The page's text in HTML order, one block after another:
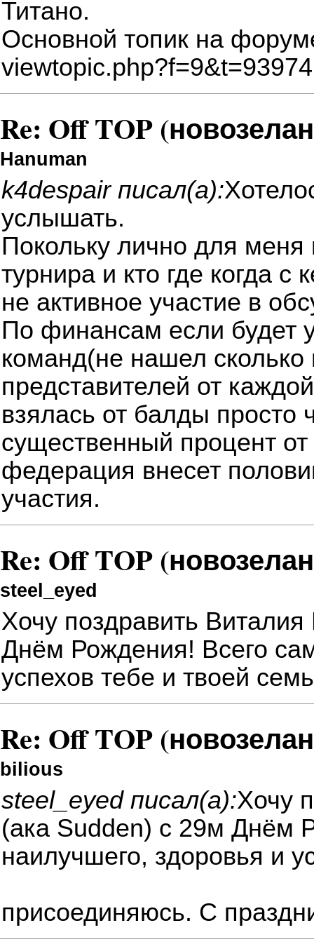
Титано.
Основной топик на
viewtopic.php?f=9&t=93974
Re: Off TOP
Hanuman
k4despair писал(а):
услышать.
Покольку лично для
турнира и кто где когда с
не активное участие в
По финансам если будет
команд(не нашел
представителей от
взялась от балды просто
существенный процент
федерация внесет
участия.
Re: Off TOP
steel_eyed
Хочу поздравить
Днём Рождения! Всего
успехов тебе и твоей
Re: Off TOP
bilious
steel_eyed писал(а):Хочу
(ака Sudden) с 29м Днём
наилучшего, здоровья и
присоединяюсь. С